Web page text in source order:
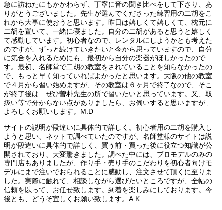
急に訪ねたにもかかわらず、丁寧に音の聞き比べをして下さり、あ
りがとうございました。先生が選んでくださった練習用の二胡をこ
れから大事に使おうと思います。昨日は嬉しくて嬉しくて、枕元に
二胡を置いて、一緒に寝ました。自分の二胡があると思うと嬉しく
て感動しています。初心者なので、レンタルにしようかとも考えた
のですが、ずっと続けていきたいと今から思っていますので、自分
に気合を入れるためにも、最初から自分の楽器がほしかったので
す。最初、名師堂で二胡の教室をされていることを知らなかったの
で、もっと早く知っていればよかったと思います。大阪の他の教室
で４月から習い始めますが、その教室は６ヶ月で終了なので、そこ
が終了後は ぜひ曽朴先生の所で習いたいと思っています。又、取
扱い等で分からない点がありましたら、お伺いすると思いますが、
よろしくお願いします。M.D
サイトの説明が段違いに具体的で詳しく。初心者用の二胡を購入し
ようと思い、ネットで調べていたのですが、名師堂様のサイトは説
明が段違いに具体的で詳しく、買う前・買った後に役立つ知識が公
開されており、大変驚きました。調べた中には、プロモデルのみの
専門店もありましたが、作り手・売り手のこだわりを初心者向けモ
デルにまで注いでおられることに感動し、注文させて頂くに至りま
した。実際に触れて、相談しながら選びたいところですが、全幅の
信頼を以って、お任せ致します。到着を楽しみにしております。今
後とも、どうぞ宜しくお願い致します。A.K